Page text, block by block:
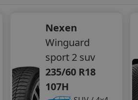
Nexen
Winguard
sport 2 suv
235/60 R18
107H